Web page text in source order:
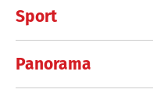
Sport
Panorama